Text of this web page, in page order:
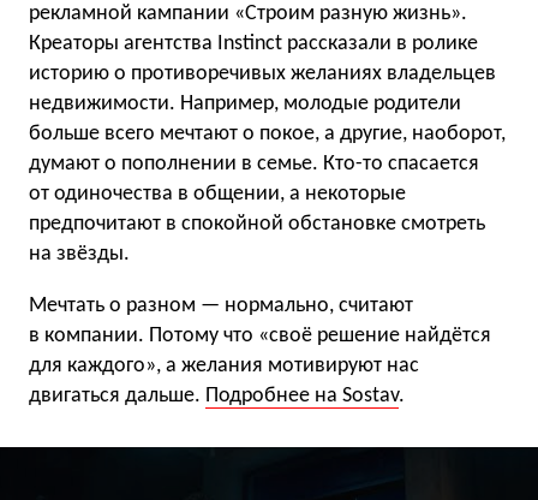
рекламной кампании «Строим разную жизнь».
Креаторы агентства Instinct рассказали в ролике
историю о противоречивых желаниях владельцев
недвижимости. Например, молодые родители
больше всего мечтают о покое, а другие, наоборот,
думают о пополнении в семье. Кто-то спасается
от одиночества в общении, а некоторые
предпочитают в спокойной обстановке смотреть
на звёзды.
Мечтать о разном — нормально, считают
в компании. Потому что «своё решение найдётся
для каждого», а желания мотивируют нас
двигаться дальше. Подробнее на Sostav.